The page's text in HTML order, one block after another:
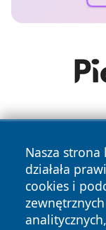
Nasza
działała
cookies i
Copyright © 2026
zastrzeżone.